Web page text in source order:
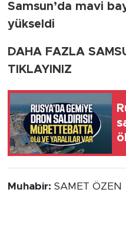
Samsun’da mavi
yükseldi
DAHA FAZLA
TIKLAYINIZ
Muhabir: SAMET ÖZEN